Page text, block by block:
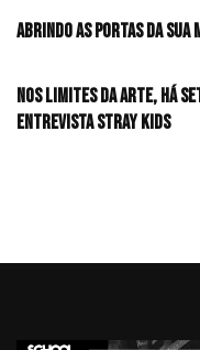
Abrindo as portas da sua
Nos limites da arte, há
Entrevista Stray Kids